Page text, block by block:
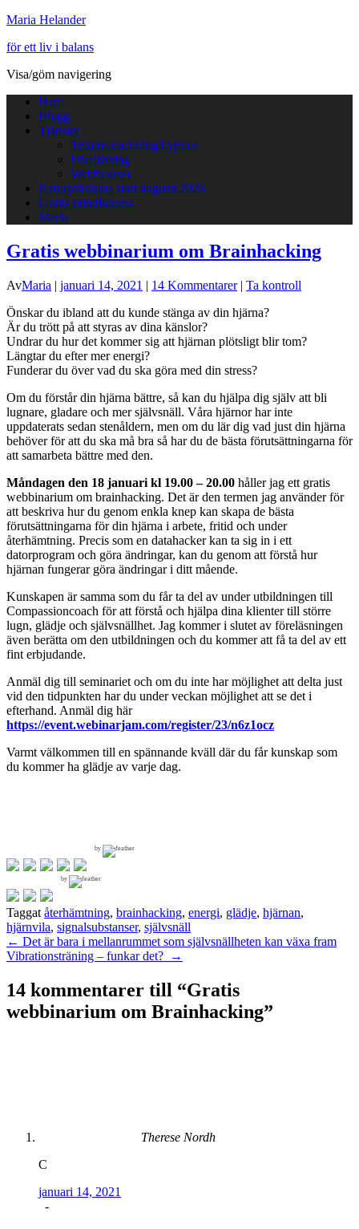
Maria Helander
för ett liv i balans
Visa/göm navigering
Hem
Blogg
Tjänster
Terapi/coachning/hypnos
Föreläsning
Webbkurser
Naturprästinna start augusti 2026
Gratis mindfulness
Maria
Gratis webbinarium om Brainhacking
AvMaria | januari 14, 2021 | 14 Kommentarer| Ta kontroll
Önskar du ibland att du kunde stänga av din hjärna?
Är du trött på att styras av dina känslor?
Undrar du hur det kommer sig att hjärnan plötsligt blir tom?
Längtar du efter mer energi?
Funderar du över vad du ska göra med din stress?
Om du förstår din hjärna bättre, så kan du hjälpa dig själv att bli
lugnare, gladare och mer självsnäll. Våra hjärnor har inte
uppdaterats sedan stenåldern, men om du lär dig vad just din hjärna
behöver för att du ska må bra så har du de bästa förutsättningarna för
att samarbeta bättre med den.
Måndagen den 18 januari kl 19.00 – 20.00 håller jag ett gratis
webbinarium om brainhacking. Det är den termen jag använder för
att beskriva hur du genom enkla knep kan skapa de bästa
förutsättningarna för din hjärna i arbete, fritid och under
återhämtning. Precis som en datahacker kan ta sig in i ett
datorprogram och göra ändringar, kan du genom att förstå hur
hjärnan fungerar göra ändringar i ditt mående.
Kunskapen är samma som du får ta del av under utbildningen till
Compassioncoach för att förstå och hjälpa dina klienter till större
lugn, glädje och självsnällhet. Jag kommer i slutet av föreläsningen
även berätta om den utbildningen och du kommer att få ta del av ett
fint erbjudande.
Anmäl dig till seminariet och om du inte har möjlighet att delta just
vid den tidpunkten har du under veckan möjlighet att se det i
efterhand. Anmäl dig här
https://event.webinarjam.com/register/23/n6z1ocz
Varmt välkommen till en spännande kväll där du får kunskap som
du kommer ha glädje av varje dag.
by
by
Taggat återhämtning, brainhacking, energi, glädje, hjärnan,
hjärnvila, signalsubstanser, självsnäll
Inläggsnavigering
← Det är bara i mellanrummet som självsnällheten kan växa fram
Vibrationsträning – funkar det?
→
14 kommentarer till “Gratis
webbinarium om Brainhacking”
Therese Nordh
C
januari 14, 2021
-